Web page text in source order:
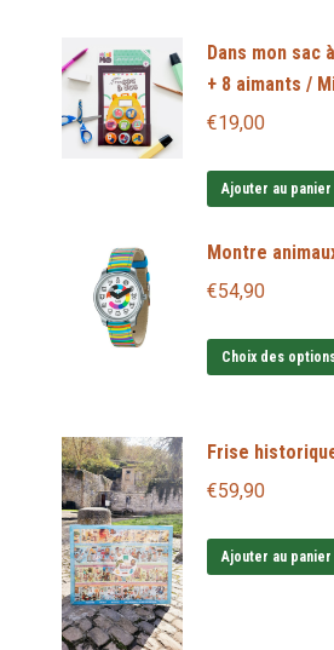
Dans mon sac
+ 8 aimants /
€19,00
Ajouter au panier
Montre
€54,90
Choix des
Frise
€59,90
Ajouter au panier